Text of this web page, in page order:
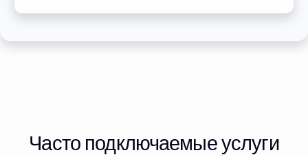
Часто подключаемые услуги